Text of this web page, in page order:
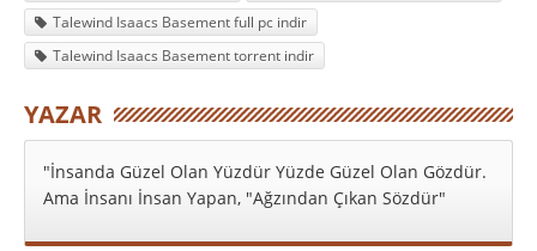
Talewind Isaacs Basement full pc indir
Talewind Isaacs Basement torrent indir
YAZAR
"İnsanda Güzel Olan Yüzdür Yüzde Güzel Olan Gözdür.
Ama İnsanı İnsan Yapan, "Ağzından Çıkan Sözdür"